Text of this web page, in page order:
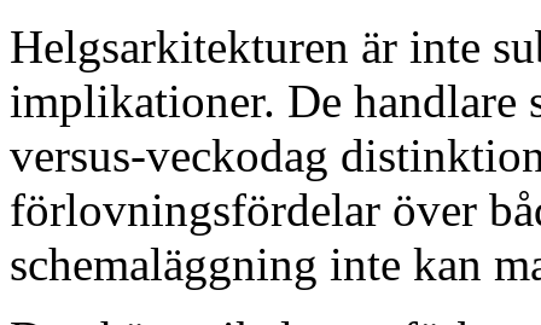
Helgsarkitekturen är inte
implikationer. De handlare
versus-veckodag
förlovningsfördelar över
schemaläggning inte kan